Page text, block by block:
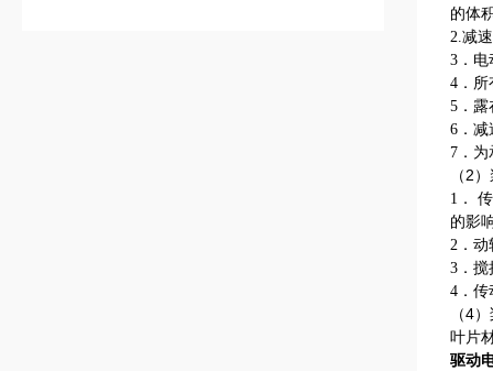
的体
2.减
3． 电
4． 所
5． 露
6． 减
7． 为
（2
1．
的影
2． 动
3． 搅
4． 传
（4
叶片
驱动